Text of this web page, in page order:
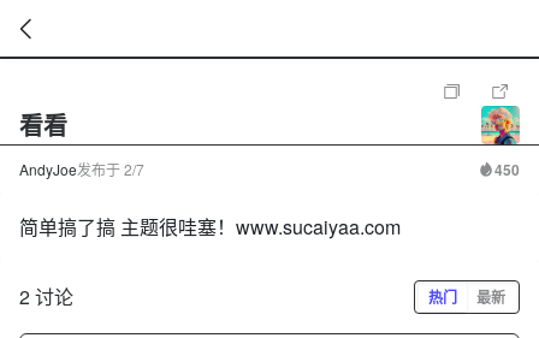
看看
AndyJoe发布于2/7 450
简单搞了搞 主题很哇塞！www.sucaiyaa.com
2 讨论 热门 最新